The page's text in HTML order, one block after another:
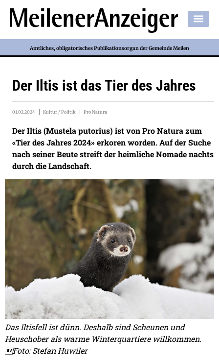
Amtliches, obligatorisches Publikationsorgan der Gemeinde Meilen
Der Iltis ist das Tier des Jahres
01.02.2024 Kultur / Politik Pro Natura
Der Iltis (Mustela putorius) ist von Pro Natura zum
«Tier des Jahres 2024» erkoren worden. Auf der Suche
nach seiner Beute streift der heimliche Nomade nachts
durch die Landschaft.
Das Iltisfell ist dünn. Deshalb sind Scheunen und
Heuschober als warme Winterquartiere willkommen.
Foto: Stefan Huwiler